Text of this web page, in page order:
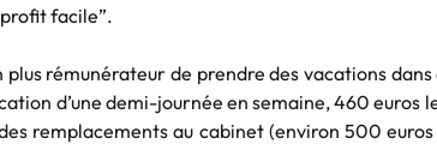
facile”.
plus rémunérateur de prendre des vacations
d’une demi-journée en semaine, 460 euros
remplacements au cabinet (environ 500